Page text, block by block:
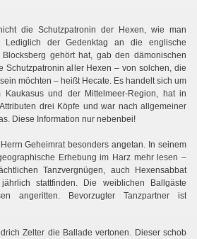
die Schutzpatronin der Hexen, wie man
Lediglich der Gedenktag an die englische
gehört hat, gab den dämonischen
Schutzpatronin aller Hexen – von solchen, die
möchten – heißt Hecate. Es handelt sich um
und der Mittelmeer-Region, hat in
drei Köpfe und war nach allgemeiner
Diese Information nur nebenbei!
Geheimrat besonders angetan. In seinem
Erhebung im Harz mehr lesen –
Tanzvergnügen, auch Hexensabbat
stattfinden. Die weiblichen Ballgäste
angeritten. Bevorzugter Tanzpartner ist
Zelter die Ballade vertonen. Dieser schob